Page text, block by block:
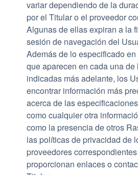
variar dependiendo de la
por el Titular o el proveedor
Algunas de ellas expiran a la
sesión de navegación del
Además de lo especificado
que aparecen en cada una
indicadas más adelante, los
encontrar información más
acerca de las
como cualquier otra
como la presencia de otros
las políticas de privacidad de
proveedores
proporcionan enlaces o